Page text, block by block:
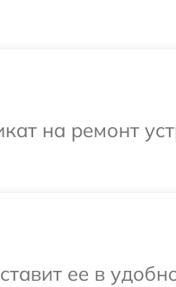
на ремонт
ее в